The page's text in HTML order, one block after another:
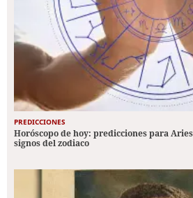
PREDICCIONES
Horóscopo de hoy: predicciones para
signos del zodiaco